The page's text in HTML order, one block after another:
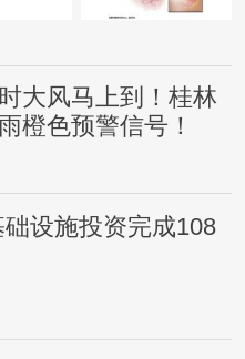
大风马上到！桂林
橙色预警信号！
设施投资完成108